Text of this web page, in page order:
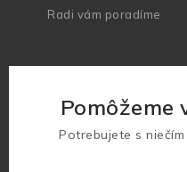
Radi vám poradíme
Pomôžeme
Potrebujete s